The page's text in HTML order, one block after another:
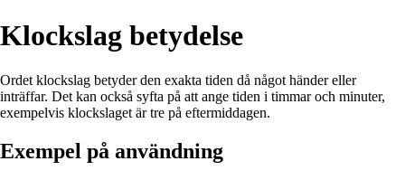
Klockslag betydelse
Ordet klockslag betyder den exakta tiden då något händer eller
inträffar. Det kan också syfta på att ange tiden i timmar och minuter,
exempelvis klockslaget är tre på eftermiddagen.
Exempel på användning